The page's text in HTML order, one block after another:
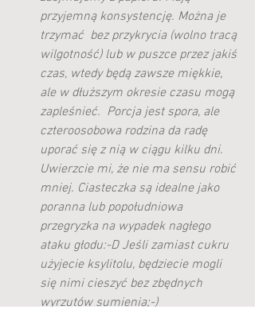
przyjemną konsystencję. Można je
trzymać  bez przykrycia (wolno tracą
wilgotność) lub w puszce przez jakiś
czas, wtedy będą zawsze miękkie,
ale w dłuższym okresie czasu mogą
zapleśnieć.  Porcja jest spora, ale
czteroosobowa rodzina da radę
uporać się z nią w ciągu kilku dni.
Uwierzcie mi, że nie ma sensu robić
mniej. Ciasteczka są idealne jako
poranna lub popołudniowa
przegryzka na wypadek nagłego
ataku głodu:-D Jeśli zamiast cukru
użyjecie ksylitolu, będziecie mogli
się nimi cieszyć bez zbędnych
wyrzutów sumienia;-)